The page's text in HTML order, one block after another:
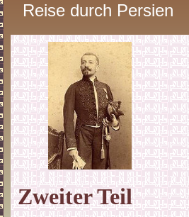
Reise durch Persien
Zweiter Teil